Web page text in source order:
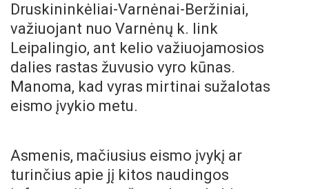
Druskininkėliai-Varnėnai-Beržiniai,
važiuojant nuo Varnėnų k. link
Leipalingio, ant kelio važiuojamosios
dalies rastas žuvusio vyro kūnas.
Manoma, kad vyras mirtinai sužalotas
eismo įvykio metu.
Asmenis, mačiusius eismo įvykį ar
turinčius apie jį kitos naudingos